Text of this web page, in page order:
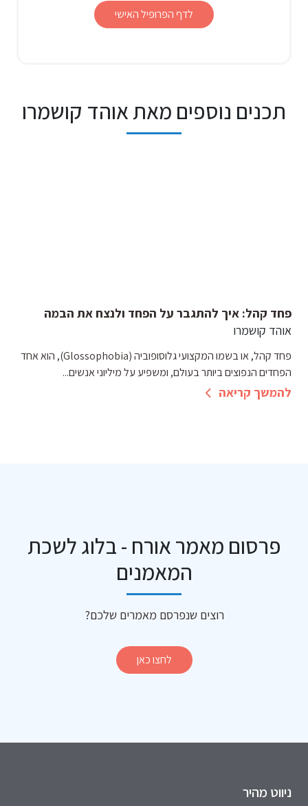
לדף הפרופיל האישי
תכנים נוספים מאת אוהד קושמרו
פחד קהל: איך להתגבר על הפחד ולנצח את הבמה
אוהד קושמרו
פחד קהל, או בשמו המקצועי גלוסופוביה (Glossophobia), הוא אחד
הפחדים הנפוצים ביותר בעולם, ומשפיע על מיליוני אנשים...
להמשך קריאה
פרסום מאמר אורח - בלוג לשכת
המאמנים
רוצים שנפרסם מאמרים שלכם?
לחצו כאן
ניווט מהיר